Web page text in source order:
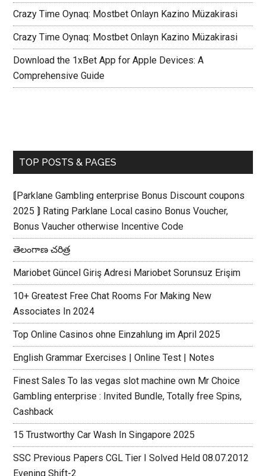
Crazy Time Oynaq: Mostbet Onlayn Kazino Müzakirasi
Crazy Time Oynaq: Mostbet Onlayn Kazino Müzakirasi
Download the 1xBet App for Apple Devices: A
Comprehensive Guide
TOP POSTS & PAGES
⟬Parklane Gambling enterprise Bonus Discount coupons
2025 ⟭ Rating Parklane Local casino Bonus Voucher,
Bonus Vaucher otherwise Incentive Code
తెలంగాణ చరిత్ర
Mariobet Güncel Giriş Adresi Mariobet Sorunsuz Erişim
10+ Greatest Free Chat Rooms For Making New
Associates In 2024
Top Online Casinos ohne Einzahlung im April 2025
English Grammar Exercises | Online Test | Notes
Finest Sales To las vegas slot machine own Mr Choice
Gambling enterprise : Invited Bundle, Totally free Spins,
Cashback
15 Trustworthy Car Wash In Singapore 2025
SSC Previous Papers CGL Tier I Solved Held 08.07.2012
Evening Shift-2